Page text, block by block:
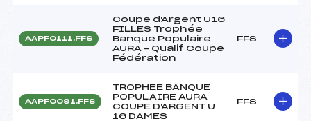
AAPF0111.FFS
Coupe d'Argent U16
FILLES Trophée
Banque Populaire
AURA – Qualif Coupe
Fédération
FFS
AAPF0091.FFS
TROPHEE BANQUE
POPULAIRE AURA
COUPE D'ARGENT U
16 DAMES
FFS